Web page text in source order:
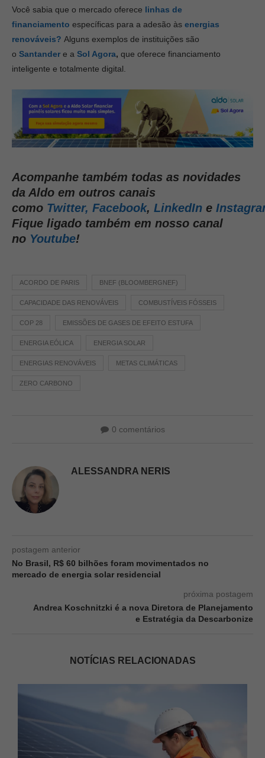
Você sabia que o mercado oferece linhas de
financiamento específicas para a adesão às energias
renováveis? Alguns exemplos de instituições são
o Santander e a Sol Agora, que oferece financiamento
inteligente e totalmente digital.
Acompanhe também todas as novidades
da Aldo em outros canais
como Twitter, Facebook, LinkedIn e
Fique ligado também em nosso canal
no Youtube!
ACORDO DE PARIS BNEF (BLOOMBERGNEF)
CAPACIDADE DAS RENOVÁVEIS COMBUSTÍVEIS FÓSSEIS
COP 28 EMISSÕES DE GASES DE EFEITO ESTUFA
ENERGIA EÓLICA ENERGIA SOLAR
ENERGIAS RENOVÁVEIS METAS CLIMÁTICAS
ZERO CARBONO
0 comentários
ALESSANDRA NERIS
postagem anterior
No Brasil, R$ 60 bilhões foram movimentados no
mercado de energia solar residencial
próxima postagem
Andrea Koschnitzki é a nova Diretora de Planejamento
e Estratégia da Descarbonize
NOTÍCIAS RELACIONADAS